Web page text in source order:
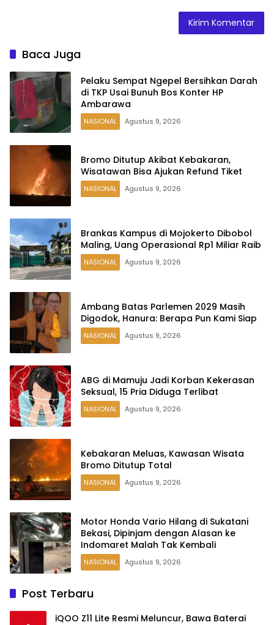
Baca Juga
Pelaku Sempat Ngepel Bersihkan Darah
di TKP Usai Bunuh Bos Konter HP
Ambarawa
NASIONAL Agustus 9, 2026
Bromo Ditutup Akibat Kebakaran,
Wisatawan Bisa Ajukan Refund Tiket
NASIONAL Agustus 9, 2026
Brankas Kampus di Mojokerto Dibobol
Maling, Uang Operasional Rp1 Miliar Raib
NASIONAL Agustus 9, 2026
Ambang Batas Parlemen 2029 Masih
Digodok, Hanura: Berapa Pun Kami Siap
NASIONAL Agustus 9, 2026
ABG di Mamuju Jadi Korban Kekerasan
Seksual, 15 Pria Diduga Terlibat
NASIONAL Agustus 9, 2026
Kebakaran Meluas, Kawasan Wisata
Bromo Ditutup Total
NASIONAL Agustus 9, 2026
Motor Honda Vario Hilang di Sukatani
Bekasi, Dipinjam dengan Alasan ke
Indomaret Malah Tak Kembali
NASIONAL Agustus 9, 2026
Post Terbaru
iQOO Z11 Lite Resmi Meluncur, Bawa Baterai